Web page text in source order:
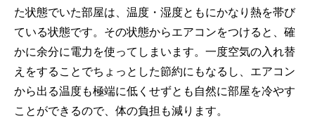
た状態でいた部屋は、温度・湿度ともにかなり熱を帯び
ている状態です。その状態からエアコンをつけると、確
かに余分に電力を使ってしまいます。一度空気の入れ替
えをすることでちょっとした節約にもなるし、エアコン
から出る温度も極端に低くせずとも自然に部屋を冷やす
ことができるので、体の負担も減ります。